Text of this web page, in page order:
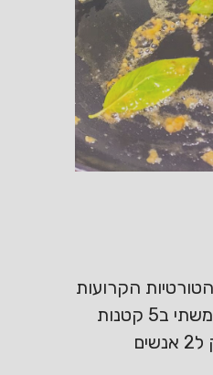
הקרועות
, אני השתמשתי ב5 קטנות